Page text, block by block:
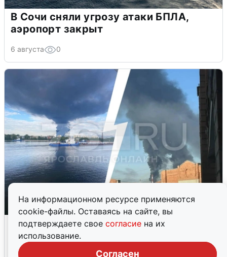
На информационном ресурсе применяются
cookie-файлы. Оставаясь на сайте, вы
подтверждаете свое согласие на их
использование.
Согласен
В Сочи сняли угрозу атаки БПЛА,
аэропорт закрыт
6 августа 0
Ночная атака БПЛА на Ярославль:
попадания и последствия
6 августа